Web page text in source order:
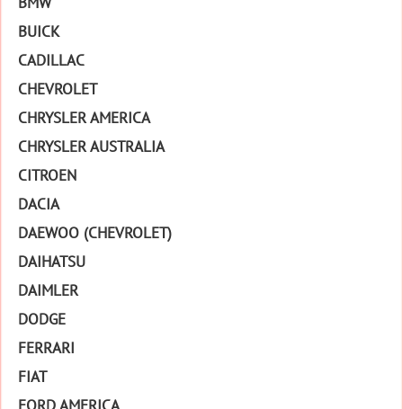
BUICK
CADILLAC
CHEVROLET
CHRYSLER AMERICA
CHRYSLER AUSTRALIA
CITROEN
DACIA
DAEWOO (CHEVROLET)
DAIHATSU
DAIMLER
DODGE
FERRARI
FIAT